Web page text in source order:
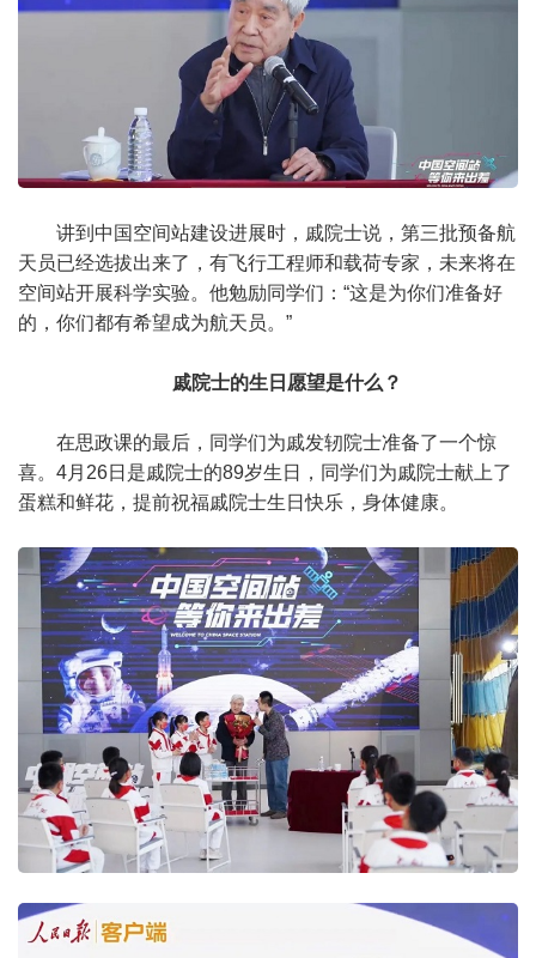
讲到中国空间站建设进展时，戚院士说，第三批预备航
天员已经选拔出来了，有飞行工程师和载荷专家，未来将在
空间站开展科学实验。他勉励同学们：“这是为你们准备好
的，你们都有希望成为航天员。”
戚院士的生日愿望是什么？
在思政课的最后，同学们为戚发轫院士准备了一个惊
喜。4月26日是戚院士的89岁生日，同学们为戚院士献上了
蛋糕和鲜花，提前祝福戚院士生日快乐，身体健康。